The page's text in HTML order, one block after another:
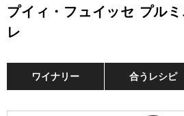
プイィ・フュイッセ プル
レ
ワイナリー 合うレシピ